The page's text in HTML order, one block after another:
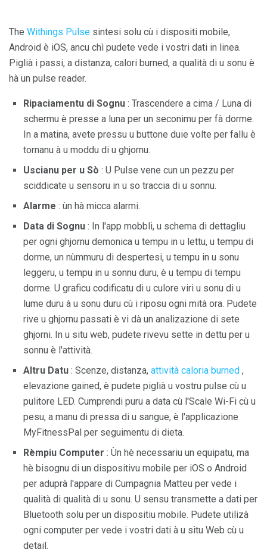
The Withings Pulse sintesi solu cù i dispositi mobile,
Android è iOS, ancu chì pudete vede i vostri dati in linea.
Piglià i passi, a distanza, calori burned, a qualità di u sonu è
hà un pulse reader.
Ripaciamentu di Sognu : Trascendere a cima / Luna di
schermu è presse a luna per un seconimu per fà dorme.
In a matina, avete pressu u buttone duie volte per fallu è
tornanu à u moddu di u ghjornu.
Uscianu per u Sò : U Pulse vene cun un pezzu per
sciddicate u sensoru in u so traccia di u sonnu.
Alarme : ùn hà micca alarmi.
Data di Sognu : In l'app mobbli, u schema di dettagliu
per ogni ghjornu demonica u tempu in u lettu, u tempu di
dorme, un nùmmuru di despertesi, u tempu in u sonu
leggeru, u tempu in u sonnu duru, è u tempu di tempu
dorme. U graficu codificatu di u culore viri u sonu di u
lume duru à u sonu duru cù i riposu ogni mità ora. Pudete
rive u ghjornu passati è vi dà un analizazione di sete
ghjorni. In u situ web, pudete rivevu sette in dettu per u
sonnu è l'attività.
Altru Datu : Scenze, distanza, attività caloria burned ,
elevazione gained, è pudete piglià u vostru pulse cù u
pulitore LED. Cumprendi puru a data cù l'Scale Wi-Fi cù u
pesu, a manu di pressa di u sangue, è l'applicazione
MyFitnessPal per seguimentu di dieta.
Rèmpiu Computer : Ùn hè necessariu un equipatu, ma
hè bisognu di un dispositivu mobile per iOS o Android
per aduprà l'appare di Cumpagnia Matteu per vede i
qualità di qualità di u sonu. U sensu transmette a dati per
Bluetooth solu per un dispositiu mobile. Pudete utilizà
ogni computer per vede i vostri dati à u situ Web cù u
detail.